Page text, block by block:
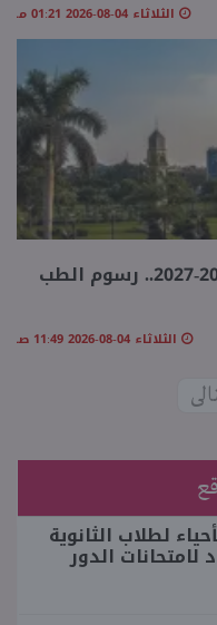
الثلاثاء 04-08-2026 01:21 مـ
مصاريف كليات جامعة ماست 2026-2027.. رسوم الطب
الثلاثاء 04-08-2026 11:49 صـ
لطلاب الثانوية
لامتحانات الدور